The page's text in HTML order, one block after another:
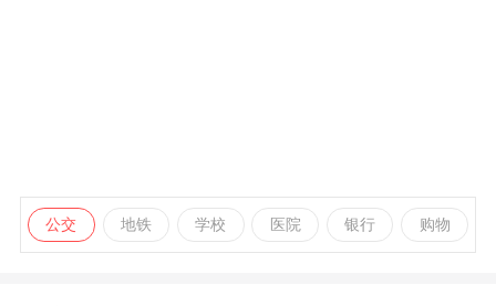
公交 地铁 学校 医院 银行 购物